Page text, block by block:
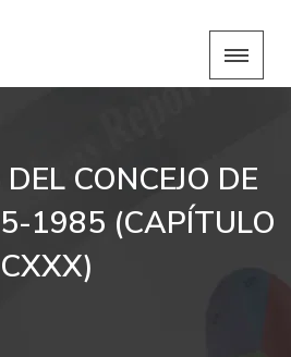
CONCEJO DE
1985 (CAPÍTULO
CXXX)